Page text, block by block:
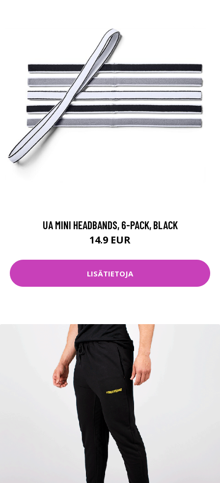
UA MINI HEADBANDS, 6-PACK, BLACK
14.9 EUR
LISÄTIETOJA